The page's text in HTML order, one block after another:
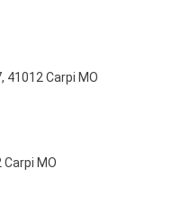
41012 Carpi MO
MO